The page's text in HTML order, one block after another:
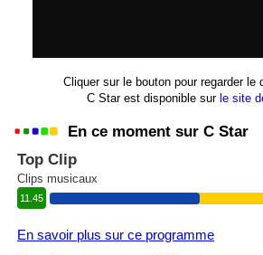
Cliquer sur le bouton pour regarder le
C Star est disponible sur le site
En ce moment sur C Star
Top Clip
Clips musicaux
11.45
En savoir plus sur ce programme